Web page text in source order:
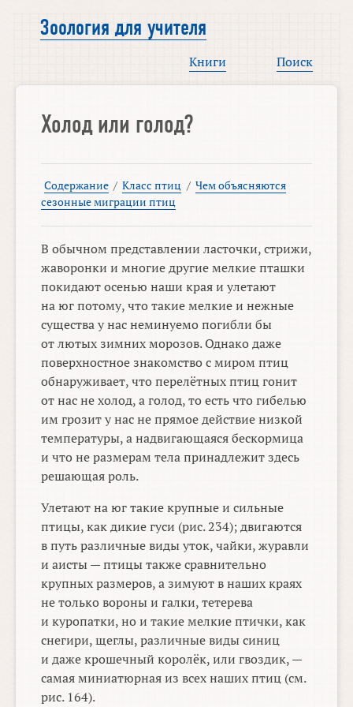
Зоология для учителя
Книги Поиск
Холод или голод?
Содержание / Класс птиц / Чем объясняются
сезонные миграции птиц
В обычном представлении ласточки, стрижи,
жаворонки и многие другие мелкие пташки
покидают осенью наши края и улетают
на юг потому, что такие мелкие и нежные
существа у нас неминуемо погибли бы
от лютых зимних морозов. Однако даже
поверхностное знакомство с миром птиц
обнаруживает, что перелётных птиц гонит
от нас не холод, а голод, то есть что гибелью
им грозит у нас не прямое действие низкой
температуры, а надвигающаяся бескормица
и что не размерам тела принадлежит здесь
решающая роль.
Улетают на юг такие крупные и сильные
птицы, как дикие гуси (рис. 234); двигаются
в путь различные виды уток, чайки, журавли
и аисты — птицы также сравнительно
крупных размеров, а зимуют в наших краях
не только вороны и галки, тетерева
и куропатки, но и такие мелкие птички, как
снегири, щеглы, различные виды синиц
и даже крошечный королёк, или гвоздик, —
самая миниатюрная из всех наших птиц (см.
рис. 164).